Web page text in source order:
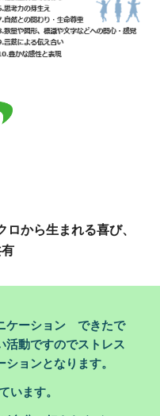
から生まれる喜び、
ケーション できたで
活動ですのでストレス
ョンとなります。
います。